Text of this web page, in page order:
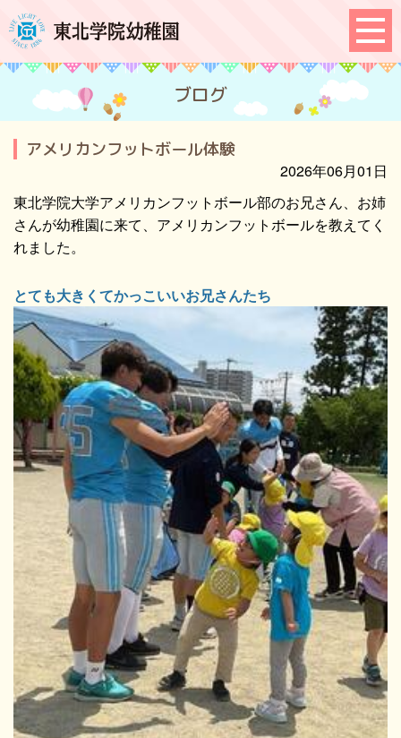
ブログ
アメリカンフットボール体験
2026年06月01日
東北学院大学アメリカンフットボール部のお兄さん、お姉
さんが幼稚園に来て、アメリカンフットボールを教えてく
れました。
とても大きくてかっこいいお兄さんたち